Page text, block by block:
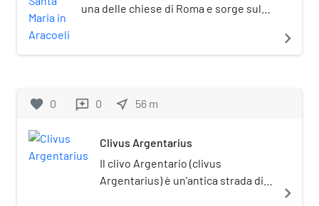
una delle chiese di Roma e sorge sul
Capitolio, faceva parte del complesso
resto delle costruzioni romane
navigate_next
favorite 0 reviews 0 near_me 56 m
Clivus Argentarius
Il clivo Argentario (clivus
Argentarius) è un'antica strada di
navigate_next